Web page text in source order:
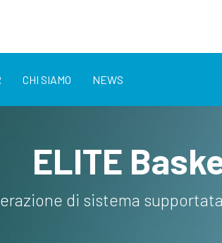
CHI SIAMO NEWS
ELITE
di sistema